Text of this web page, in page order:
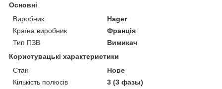
Основні
Виробник
Hager
Країна виробник
Франція
Тип ПЗВ
Вимикач
Користувацькі характеристики
Стан
Нове
Кількість полюсів
3 (3 фазы)